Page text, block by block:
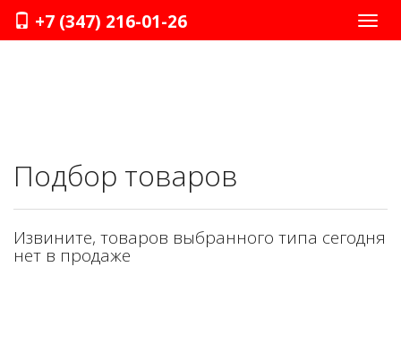
+7 (347) 216-01-26
Подбор товаров
Извините, товаров выбранного типа сегодня
нет в продаже